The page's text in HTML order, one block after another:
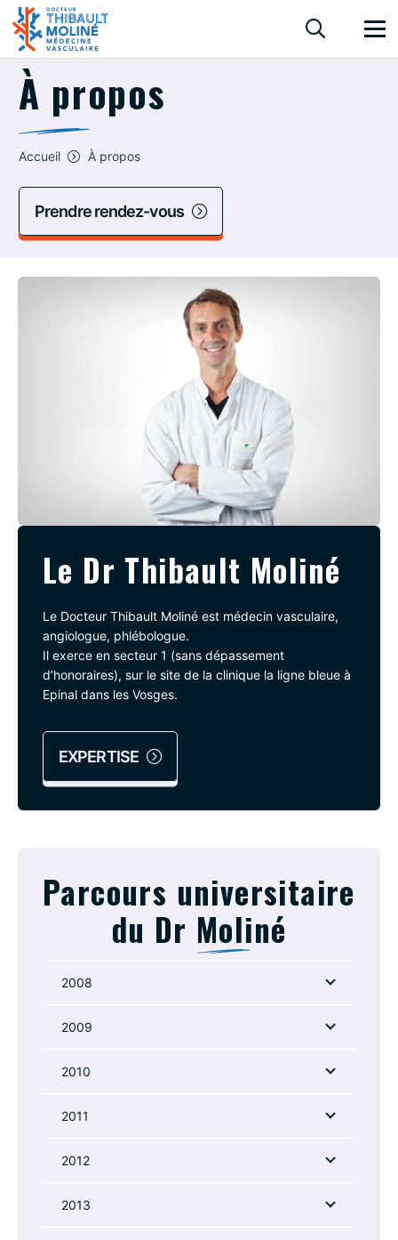
À propos
Accueil À propos
Prendre rendez-vous
Le Dr Thibault Moliné
Le Docteur Thibault Moliné est médecin vasculaire,
angiologue, phlébologue.
Il exerce en secteur 1 (sans dépassement
d’honoraires), sur le site de la clinique la ligne bleue à
Epinal dans les Vosges.
EXPERTISE
Parcours universitaire
du Dr Moliné
2008
2009
2010
2011
2012
2013